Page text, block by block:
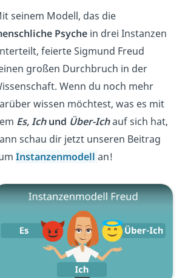
seinem Modell, das die
Psyche in drei Instanzen
feierte Sigmund Freud
großen Durchbruch in der
Wenn du noch mehr
wissen möchtest, was es mit
Es, Ichund Über-Ichauf sich hat,
schau dir jetzt unseren Beitrag
Instanzenmodellan!